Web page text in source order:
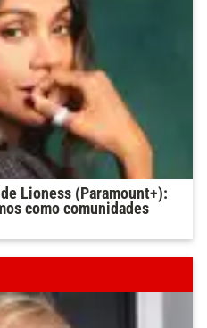
Lioness (Paramount+):
como comunidades